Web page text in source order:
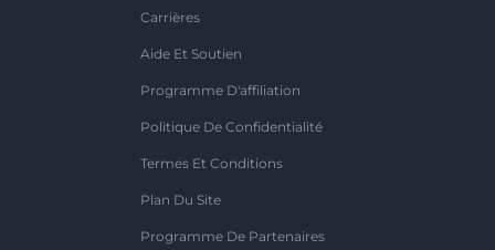
Carrières
Aide Et Soutien
Programme D'affiliation
Politique De Confidentialité
Termes Et Conditions
Plan Du Site
Programme De Partenaires